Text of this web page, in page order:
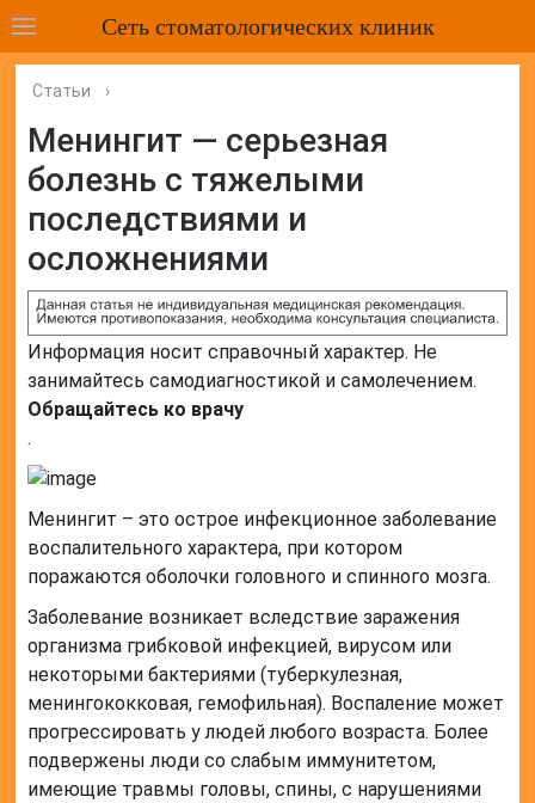
Сеть стоматологических клиник
Статьи ›
Менингит — серьезная
болезнь с тяжелыми
последствиями и
осложнениями
Информация носит справочный характер. Не
занимайтесь самодиагностикой и самолечением.
Обращайтесь ко врачу
.
Менингит – это острое инфекционное заболевание
воспалительного характера, при котором
поражаются оболочки головного и спинного мозга.
Заболевание возникает вследствие заражения
организма грибковой инфекцией, вирусом или
некоторыми бактериями (туберкулезная,
менингококковая, гемофильная). Воспаление может
прогрессировать у людей любого возраста. Более
подвержены люди со слабым иммунитетом,
имеющие травмы головы, спины, с нарушениями